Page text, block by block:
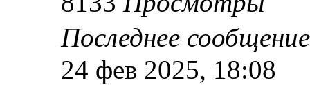
Последнее
24 фев 2025, 18:08